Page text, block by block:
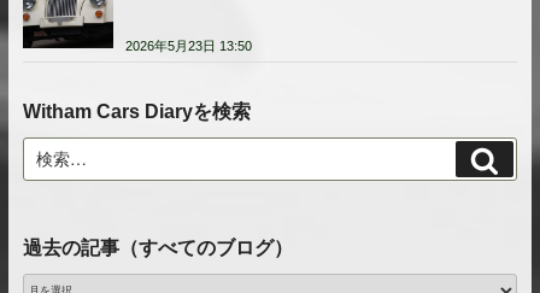
2026年5月23日 13:50
Witham Cars Diaryを検索
索:
過去の記事（すべてのブログ）
過